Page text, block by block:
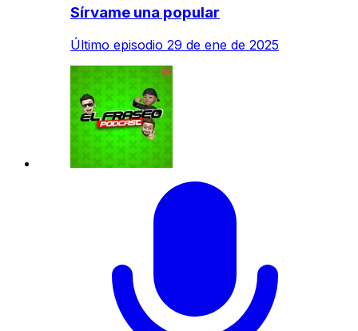
Sírvame una popular
Último episodio 29 de ene de 2025